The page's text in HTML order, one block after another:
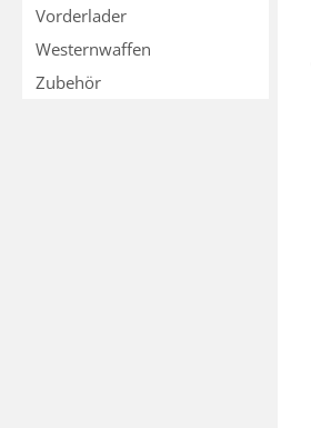
Vorderlader
Westernwaffen
Zubehör